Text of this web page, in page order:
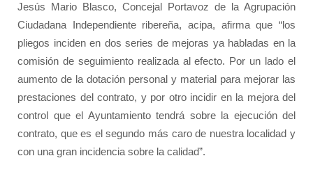
Jesús Mario Blasco, Concejal Portavoz de la Agrupación
Ciudadana Independiente ribereña, acipa, afirma que “los
pliegos inciden en dos series de mejoras ya habladas en la
comisión de seguimiento realizada al efecto. Por un lado el
aumento de la dotación personal y material para mejorar las
prestaciones del contrato, y por otro incidir en la mejora del
control que el Ayuntamiento tendrá sobre la ejecución del
contrato, que es el segundo más caro de nuestra localidad y
con una gran incidencia sobre la calidad”.